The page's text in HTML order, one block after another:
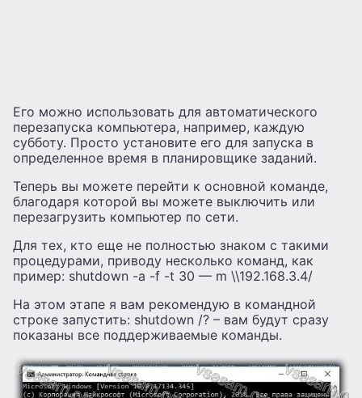
Его можно использовать для автоматического
перезапуска компьютера, например, каждую
субботу. Просто установите его для запуска в
определенное время в планировщике заданий.
Теперь вы можете перейти к основной команде,
благодаря которой вы можете выключить или
перезагрузить компьютер по сети.
Для тех, кто еще не полностью знаком с такими
процедурами, приводу несколько команд, как
пример: shutdown -a -f -t 30 — m \\192.168.3.4/
На этом этапе я вам рекомендую в командной
строке запустить: shutdown /? – вам будут сразу
показаны все поддерживаемые команды.